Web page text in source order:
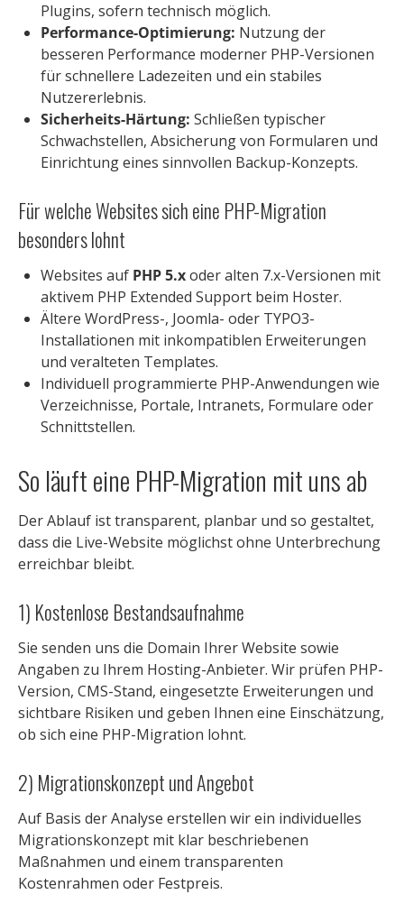
Plugins, sofern technisch möglich.
Performance-Optimierung: Nutzung der
besseren Performance moderner PHP-Versionen
für schnellere Ladezeiten und ein stabiles
Nutzererlebnis.
Sicherheits-Härtung: Schließen typischer
Schwachstellen, Absicherung von Formularen und
Einrichtung eines sinnvollen Backup-Konzepts.
Für welche Websites sich eine PHP-Migration
besonders lohnt
Websites auf PHP 5.xoder alten 7.x-Versionen mit
aktivem PHP Extended Support beim Hoster.
Ältere WordPress-, Joomla- oder TYPO3-
Installationen mit inkompatiblen Erweiterungen
und veralteten Templates.
Individuell programmierte PHP-Anwendungen wie
Verzeichnisse, Portale, Intranets, Formulare oder
Schnittstellen.
So läuft eine PHP-Migration mit uns ab
Der Ablauf ist transparent, planbar und so gestaltet,
dass die Live-Website möglichst ohne Unterbrechung
erreichbar bleibt.
1) Kostenlose Bestandsaufnahme
Sie senden uns die Domain Ihrer Website sowie
Angaben zu Ihrem Hosting-Anbieter. Wir prüfen PHP-
Version, CMS-Stand, eingesetzte Erweiterungen und
sichtbare Risiken und geben Ihnen eine Einschätzung,
ob sich eine PHP-Migration lohnt.
2) Migrationskonzept und Angebot
Auf Basis der Analyse erstellen wir ein individuelles
Migrationskonzept mit klar beschriebenen
Maßnahmen und einem transparenten
Kostenrahmen oder Festpreis.